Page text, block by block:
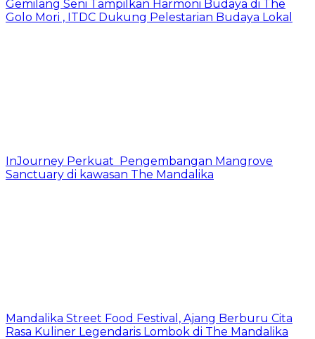
Gemilang Seni Tampilkan Harmoni Budaya di The
Golo Mori , ITDC Dukung Pelestarian Budaya Lokal
InJourney Perkuat Pengembangan Mangrove
Sanctuary di kawasan The Mandalika
Mandalika Street Food Festival, Ajang Berburu Cita
Rasa Kuliner Legendaris Lombok di The Mandalika